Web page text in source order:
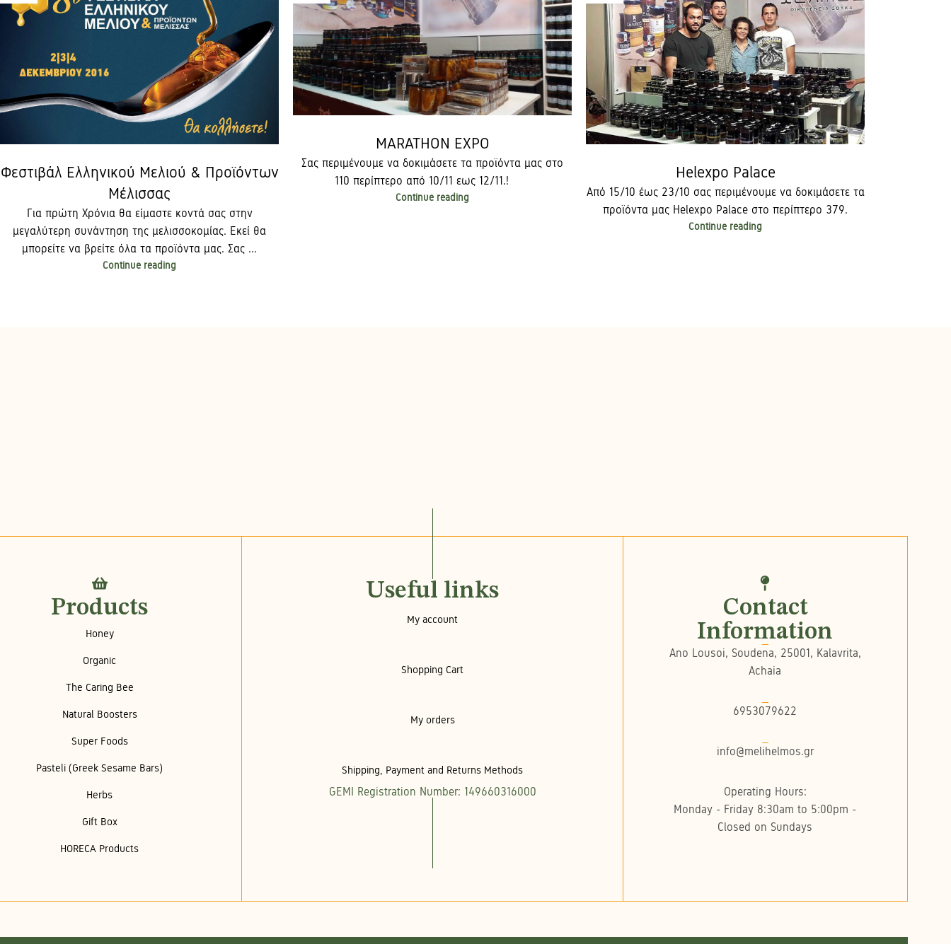
Φεστιβάλ Ελληνικού Μελιού & Προϊόντων
Μέλισσας
Για πρώτη Χρόνια θα είμαστε κοντά σας στην
μεγαλύτερη συνάντηση της μελισσοκομίας. Εκεί θα
μπορείτε να βρείτε όλα τα προϊόντα μας. Σας ...
Continue reading
MARATHON EXPO
Σας περιμένουμε να δοκιμάσετε τα προϊόντα μας στο
110 περίπτερο από 10/11 εως 12/11.!
Continue reading
Helexpo Palace
Από 15/10 έως 23/10 σας περιμένουμε να δοκιμάσετε τα
προϊόντα μας Helexpo Palace στο περίπτερο 379.
Continue reading
Products
Honey
Organic
The Caring Bee
Natural Boosters
Super Foods
Pasteli (Greek Sesame Bars)
Herbs
Gift Box
HORECA Products
Useful links
My account
Shopping Cart
My orders
Shipping, Payment and Returns Methods
GEMI Registration Number: 149660316000
Contact
Information
Ano Lousoi, Soudena, 25001, Kalavrita,
Achaia
6953079622
info@melihelmos.gr
Operating Hours:
Monday - Friday 8:30am to 5:00pm -
Closed on Sundays